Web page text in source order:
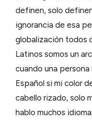
definen, solo
ignorancia de esa
globalización todos
Latinos somos un
cuando una
Español si mi color
cabello rizado, solo
hablo muchos